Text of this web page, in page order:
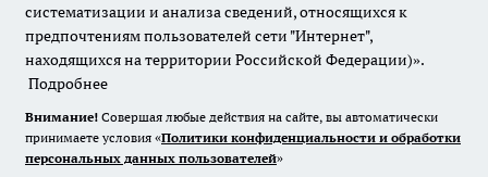
систематизации и анализа сведений, относящихся к
предпочтениям пользователей сети "Интернет",
находящихся на территории Российской Федерации)».
Подробнее
Внимание! Совершая любые действия на сайте, вы автоматически
принимаете условия «Политики конфиденциальности и обработки
персональных данных пользователей»